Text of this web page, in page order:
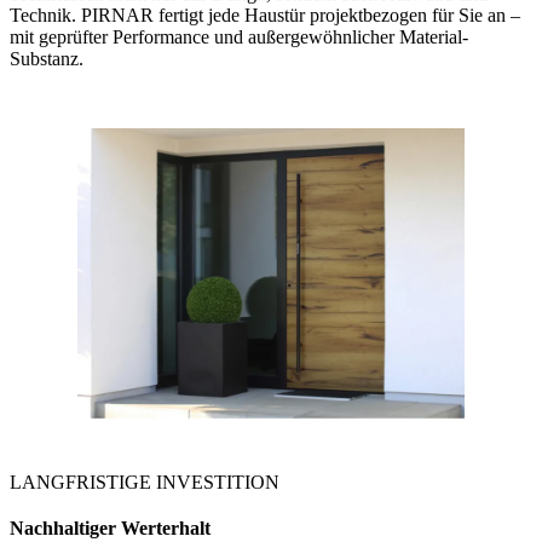
Technik. PIRNAR fertigt jede Haustür projektbezogen für Sie an –
mit geprüfter Performance und außergewöhnlicher Material-
Substanz.
LANGFRISTIGE INVESTITION
Nachhaltiger Werterhalt